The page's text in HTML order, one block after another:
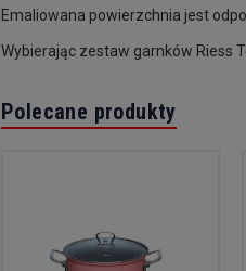
Emaliowana powierzchnia jest
Wybierając zestaw garnków Riess
Polecane produkty